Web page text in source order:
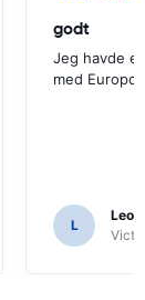
godt
Jeg havde
med
L